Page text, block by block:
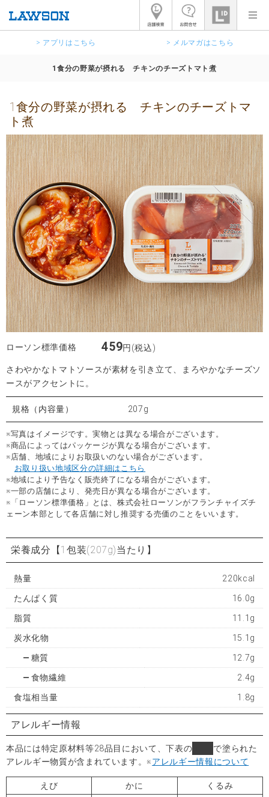
> アプリはこちら > メルマガはこちら
1食分の野菜が摂れる チキンのチーズトマト煮
1食分の野菜が摂れる チキンのチーズトマ
ト煮
ローソン標準価格 459円(税込)
さわやかなトマトソースが素材を引き立て、まろやかなチーズソ
ースがアクセントに。
規格（内容量） 207g
※写真はイメージです。実物とは異なる場合がございます。
※商品によってはパッケージが異なる場合がございます。
※店舗、地域によりお取扱いのない場合がございます。
お取り扱い地域区分の詳細はこちら
※地域により予告なく販売終了になる場合がございます。
※一部の店舗により、発売日が異なる場合がございます。
※「ローソン標準価格」とは、株式会社ローソンがフランチャイズチ
ェーン本部として各店舗に対し推奨する売価のことをいいます。
栄養成分 【1包装(207g)当たり】
熱量 220kcal
たんぱく質 16.0g
脂質 11.1g
炭水化物 15.1g
糖質 12.7g
食物繊維 2.4g
食塩相当量 1.8g
アレルギー情報
本品には特定原材料等28品目において、下表の
で塗られた
アレルギー物質が含まれています。※アレルギー情報について
えび かに
くるみ